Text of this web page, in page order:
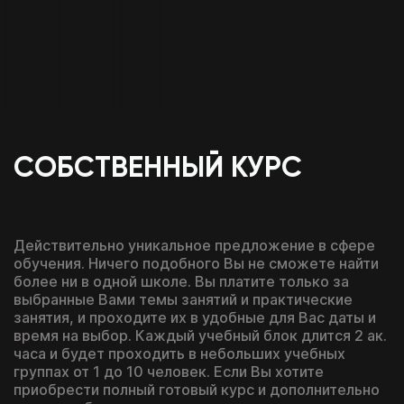
СОБСТВЕННЫЙ КУРС
Действительно уникальное предложение в сфере
обучения. Ничего подобного Вы не сможете найти
более ни в одной школе. Вы платите только за
выбранные Вами темы занятий и практические
занятия, и проходите их в удобные для Вас даты и
время на выбор. Каждый учебный блок длится 2 ак.
часа и будет проходить в небольших учебных
группах от 1 до 10 человек. Если Вы хотите
приобрести полный готовый курс и дополнительно
персональных данных и принимаете условияправил
пользования Платформой
Или напиши нам в любой мессенджер
Telegram Позвонить MAX
Разрешение в
течение 30 минут
Для граждан РФ
Возраст от 18 лет
Оставить заявку на рассрочку
Выбирай, оплачивай
и посещай только
необходимые блоки
Смешивай программы
из разных школ и курсов
Уже знаешь?